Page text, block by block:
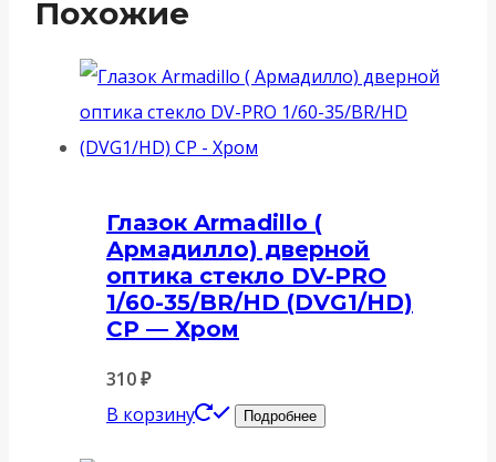
Похожие
Глазок Armadillo (
Армадилло) дверной
оптика стекло DV-PRO
1/60-35/BR/HD (DVG1/HD)
CP — Хром
310₽
В корзину
Подробнее